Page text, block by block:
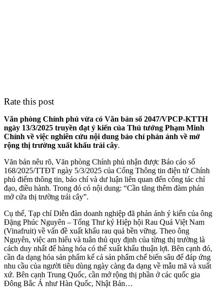
Rate this post
Văn phòng Chính phủ vừa có Văn bản số 2047/VPCP-KTTH
ngày 13/3/2025 truyền đạt ý kiến của Thủ tướng Phạm Minh
Chính về việc nghiên cứu nội dung báo chí phản ánh về mở
rộng thị trường xuất khẩu trái cây.
Văn bản nêu rõ, Văn phòng Chính phủ nhận được Báo cáo số
168/2025/TTĐT ngày 5/3/2025 của Cổng Thông tin điện tử Chính
phủ điểm thông tin, báo chí và dư luận liên quan đến công tác chỉ
đạo, điều hành. Trong đó có nội dung: “Cần tăng thêm đàm phán
mở cửa thị trường trái cây”.
Cụ thể, Tạp chí Diễn đàn doanh nghiệp đã phản ánh ý kiến của ông
Đặng Phúc Nguyên – Tổng Thư ký Hiệp hội Rau Quả Việt Nam
(Vinafruit) về vấn đề xuất khẩu rau quả bền vững. Theo ông
Nguyên, việc am hiểu và tuân thủ quy định của từng thị trường là
cách duy nhất để hàng hóa có thể xuất khẩu thuận lợi. Bên cạnh đó,
cần đa dạng hóa sản phẩm kể cả sản phẩm chế biến sâu để đáp ứng
nhu cầu của người tiêu dùng ngày càng đa dạng về mẫu mã và xuất
xứ. Bên cạnh Trung Quốc, cần mở rộng thị phần ở các quốc gia
Đông Bắc Á như Hàn Quốc, Nhật Bản…